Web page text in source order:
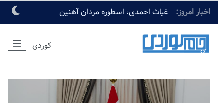
اخبار امروز:
غیاث احمدی، اسطوره مردان آهنین
کردستان و برنده کاپ اخلاق، درگذشت
کوردی